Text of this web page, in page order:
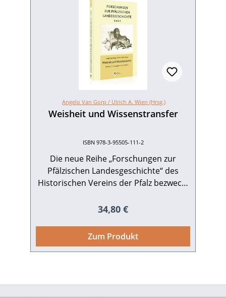
Angelo Van Gorp / Ulrich A. Wien (Hrsg.)
Weisheit und Wissenstransfer
ISBN 978-3-95505-111-2
Die neue Reihe „Forschungen zur
Pfälzischen Landesgeschichte“ des
Historischen Vereins der Pfalz bezweckt
Forschungstagungen. Die hier
Tagungsthema „Bildungsgeschichte der
der mittelalterlichen Geisteswelt des
Regulärer Preis:
34,80 €
Zum Produkt